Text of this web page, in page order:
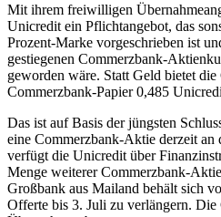
Mit ihrem freiwilligen
Unicredit ein Pflichtangebot, das
Prozent-Marke vorgeschrieben ist
gestiegenen Commerzbank-
geworden wäre. Statt Geld bietet
Commerzbank-Papier 0,485
Das ist auf Basis der jüngsten
eine Commerzbank-Aktie derzeit an
verfügt die Unicredit über
Menge weiterer Commerzbank-
Großbank aus Mailand behält sich
Offerte bis 3. Juli zu verlängern. Die